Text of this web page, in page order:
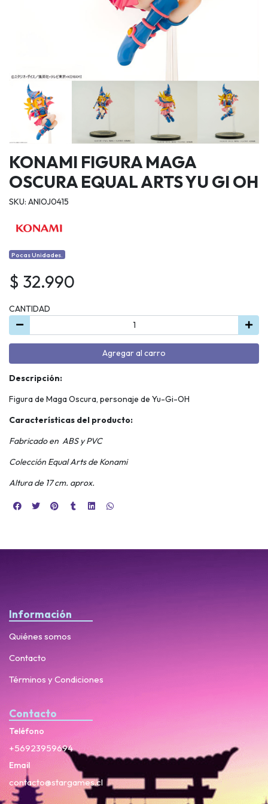
KONAMI FIGURA MAGA
OSCURA EQUAL ARTS YU GI OH
SKU: ANIOJ0415
Pocas Unidades.
$ 32.990
CANTIDAD
Agregar al carro
Descripción:
Figura de Maga Oscura, personaje de Yu-Gi-OH
Características del producto:
Fabricado en ABS y PVC
Colección Equal Arts de Konami
Altura de 17 cm. aprox.
Información
Quiénes somos
Contacto
Términos y Condiciones
Contacto
Teléfono
+56923959694
Email
contacto@stargames.cl